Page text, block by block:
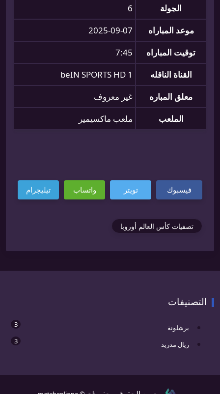
الجولة
6
موعد المباراه
2025-09-07
توقيت المباراه
7:45
القناة الناقله
beIN SPORTS HD 1
معلق المباره
غير معروف
الملعب
ملعب ماكسيمير
فيسبوك تويتر واتساب تيليجرام
تصفيات كأس العالم أوروبا
التصنيفات
برشلونة 3
ريال مدريد 3